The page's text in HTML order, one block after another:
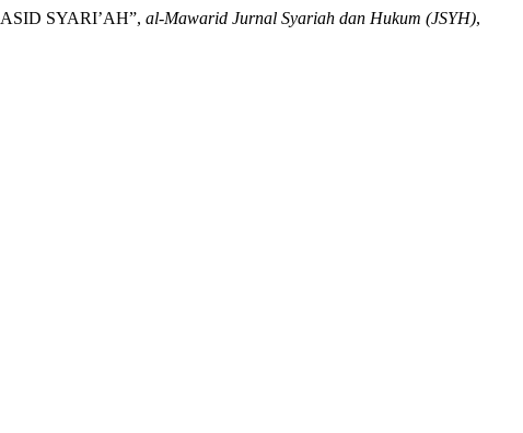
SYARI’AH”, al-Mawarid Jurnal Syariah dan Hukum (JSYH),